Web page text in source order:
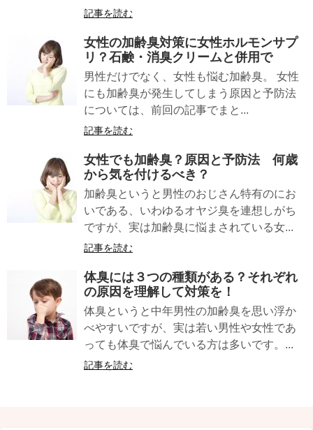
記事を読む
女性の加齢臭対策に女性ホルモンサプ
リ？石鹸・消臭クリームと併用で
男性だけでなく、女性も悩む加齢臭。 女性
にも加齢臭が発生してしまう原因と予防法
については、前回の記事でまと...
記事を読む
女性でも加齢臭 ？原因と予防法 何歳
から気を付けるべき？
加齢臭というと男性のおじさん特有のにお
いである、いわゆるオヤジ臭を連想しがち
ですが、実は加齢臭に悩まされている女...
記事を読む
体臭には ３つの種類がある？それぞれ
の原因を理解して対策を！
体臭というと中年男性の加齢臭を思い浮か
べやすいですが、実は若い男性や女性であ
っても体臭で悩んでいる方は多いです。...
記事を読む